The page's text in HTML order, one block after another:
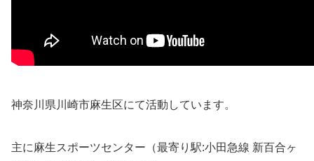
神奈川県川崎市麻生区にて活動しています。
主に麻生スポーツセンター（最寄り駅:小田急線 新百合ヶ